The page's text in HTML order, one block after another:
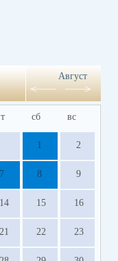
Август
сб вс
1 2
7 8 9
14 15 16
21 22 23